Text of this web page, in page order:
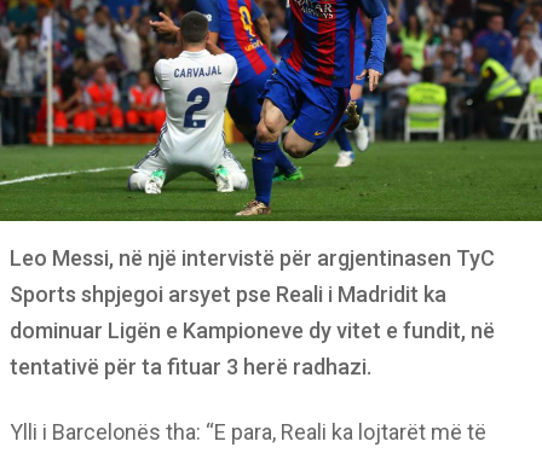
Leo Messi, në një intervistë për argjentinasen TyC
Sports shpjegoi arsyet pse Reali i Madridit ka
dominuar Ligën e Kampioneve dy vitet e fundit, në
tentativë për ta fituar 3 herë radhazi.
Ylli i Barcelonës tha: “E para, Reali ka lojtarët më të